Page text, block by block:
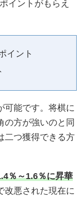
イントがもらえ
イント
可能です。将棋に
の方が強いのと同
二つ獲得できる方
％～1.6％に昇華
改悪された現在に